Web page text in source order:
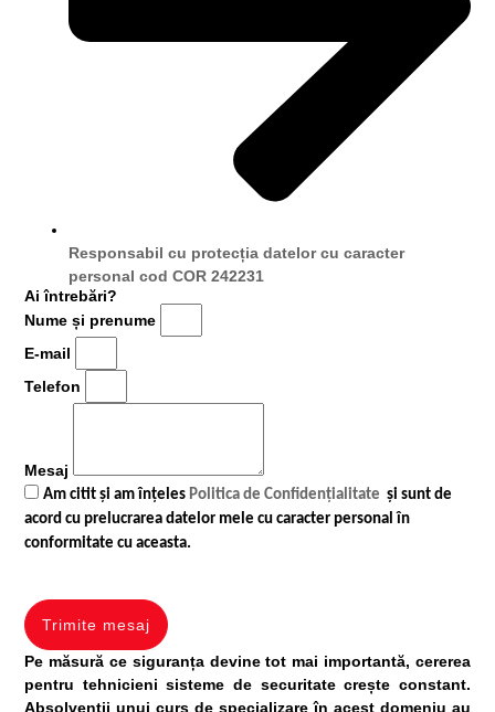
Responsabil cu protecția datelor cu caracter
personal cod COR 242231
Ai întrebări?
Nume și prenume
E-mail
Telefon
Mesaj
Am citit și am înțeles Politica de Confidențialitate și sunt de
acord cu prelucrarea datelor mele cu caracter personal în
conformitate cu aceasta.
Trimite mesaj
Pe măsură ce siguranța devine tot mai importantă, cererea
pentru tehnicieni sisteme de securitatecrește constant.
Absolvenții unui curs de specializare în acest domeniu au